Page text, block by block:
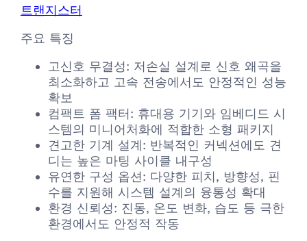
트랜지스터
주요 특징
고신호 무결성: 저손실 설계로 신호 왜곡을
최소화하고 고속 전송에서도 안정적인 성능
확보
컴팩트 폼 팩터: 휴대용 기기와 임베디드 시
스템의 미니어처화에 적합한 소형 패키지
견고한 기계 설계: 반복적인 커넥션에도 견
디는 높은 마팅 사이클 내구성
유연한 구성 옵션: 다양한 피치, 방향성, 핀
수를 지원해 시스템 설계의 융통성 확대
환경 신뢰성: 진동, 온도 변화, 습도 등 극한
환경에서도 안정적 작동